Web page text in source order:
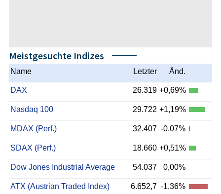
Meistgesuchte Indizes
Name Letzter Änd.
DAX 26.319 +0,69%
Nasdaq 100 29.722 +1,19%
MDAX (Perf.) 32.407 -0,07%
SDAX (Perf.) 18.660 +0,51%
Dow Jones Industrial Average 54.037 0,00%
ATX (Austrian Traded Index) 6.652,7 -1,36%